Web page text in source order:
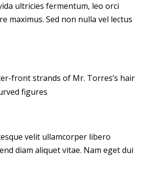
ultricies fermentum, leo orci
maximus. Sed non nulla vel lectus
front strands of Mr. Torres’s hair
figures
velit ullamcorper libero
diam aliquet vitae. Nam eget dui